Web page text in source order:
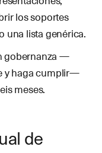
los soportes
una lista genérica.
gobernanza —
y haga cumplir—
meses.
de